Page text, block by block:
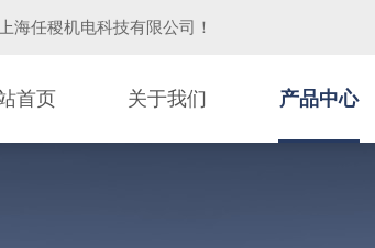
上海任稷机电科技有限公司 ！
首页 关于我们 产品中心